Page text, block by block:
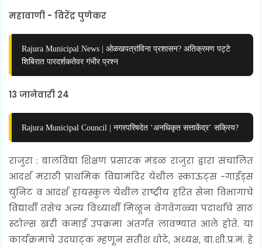
महावाणी - विरेंद्र पुणेकर
Rajura Municipal News | ओळखपत्रांविना प्रशासन? अतिक्रमण पट्टे
शिबिरात पारदर्शकतेवर गंभीर प्रश्न
13 जानेवारी 24
Rajura Municipal Council | नगरपरिषदेत ‘अनधिकृत सत्ताकेंद्र’ सक्रिय?
राजुरा : बालविद्या शिक्षण प्रसारक मंडळ राजुरा द्वारा संचालित
आदर्श मराठी प्राथमिक विद्यामंदिर येथील स्काऊट्स -गाईड्स
युनिट व आदर्श हायस्कुल येथील राष्ट्रीय हरित सेना विभागाचे
विद्यार्थी तसेच अन्य विध्यार्थी मिळून वेगवेगळ्या पदार्थांचे साठ
स्टोल्स खरी कमाई उपक्रमा अंतर्गत लावण्यात आले होते. या
कार्यक्रमाचे उदघाट्क म्हणून सतीश धोटे, अध्यक्ष, बा.शी.प्र.मं. हे